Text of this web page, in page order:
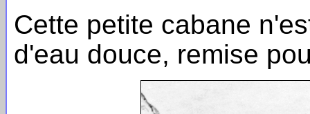
Cette petite cabane
d'eau douce, remise